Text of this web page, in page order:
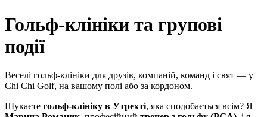
Гольф-клініки та групові
події
Веселі гольф-клініки для друзів, компаній, команд і свят — у
Chi Chi Golf, на вашому полі або за кордоном.
Шукаєте гольф-клініку в Утрехті, яка сподобається всім? Я